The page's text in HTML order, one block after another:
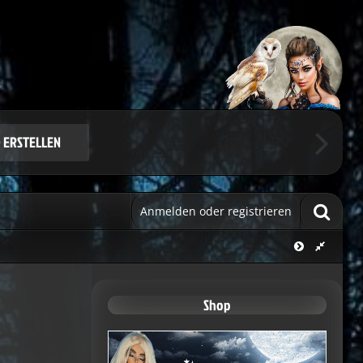
sich.
Anmelden oder registrieren
Shop